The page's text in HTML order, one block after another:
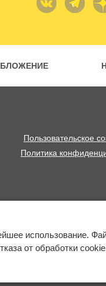
Пользовательское
Политика
использование.
от обработки